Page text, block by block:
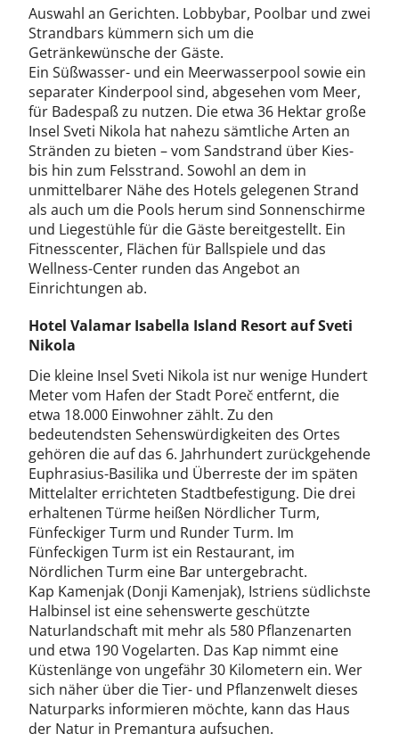
Auswahl an Gerichten. Lobbybar, Poolbar und zwei
Strandbars kümmern sich um die
Getränkewünsche der Gäste.
Ein Süßwasser- und ein Meerwasserpool sowie ein
separater Kinderpool sind, abgesehen vom Meer,
für Badespaß zu nutzen. Die etwa 36 Hektar große
Insel Sveti Nikola hat nahezu sämtliche Arten an
Stränden zu bieten – vom Sandstrand über Kies-
bis hin zum Felsstrand. Sowohl an dem in
unmittelbarer Nähe des Hotels gelegenen Strand
als auch um die Pools herum sind Sonnenschirme
und Liegestühle für die Gäste bereitgestellt. Ein
Fitnesscenter, Flächen für Ballspiele und das
Wellness-Center runden das Angebot an
Einrichtungen ab.
Hotel Valamar Isabella Island Resort auf Sveti
Nikola
Die kleine Insel Sveti Nikola ist nur wenige Hundert
Meter vom Hafen der Stadt Poreč entfernt, die
etwa 18.000 Einwohner zählt. Zu den
bedeutendsten Sehenswürdigkeiten des Ortes
gehören die auf das 6. Jahrhundert zurückgehende
Euphrasius-Basilika und Überreste der im späten
Mittelalter errichteten Stadtbefestigung. Die drei
erhaltenen Türme heißen Nördlicher Turm,
Fünfeckiger Turm und Runder Turm. Im
Fünfeckigen Turm ist ein Restaurant, im
Nördlichen Turm eine Bar untergebracht.
Kap Kamenjak (Donji Kamenjak), Istriens südlichste
Halbinsel ist eine sehenswerte geschützte
Naturlandschaft mit mehr als 580 Pflanzenarten
und etwa 190 Vogelarten. Das Kap nimmt eine
Küstenlänge von ungefähr 30 Kilometern ein. Wer
sich näher über die Tier- und Pflanzenwelt dieses
Naturparks informieren möchte, kann das Haus
der Natur in Premantura aufsuchen.